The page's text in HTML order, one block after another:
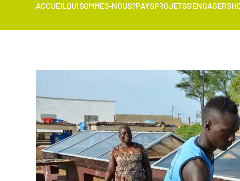
ACCUEIL QUI SOMMES-NOUS?PAYSPROJETSS'ENGAGER